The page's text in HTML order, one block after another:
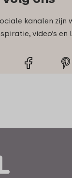
kanalen zijn
video’s en